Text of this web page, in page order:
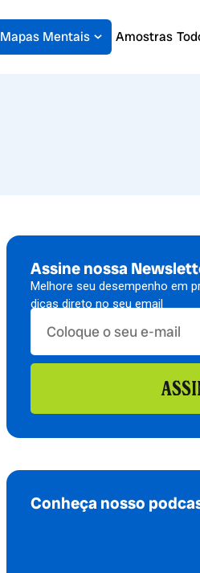
Mapas Mentais Amostras
Assine nossa
Melhore seu desempenho em
dicas direto no seu email
Conheça nosso